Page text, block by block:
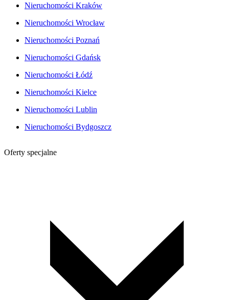
Nieruchomości Kraków
Nieruchomości Wrocław
Nieruchomości Poznań
Nieruchomości Gdańsk
Nieruchomości Łódź
Nieruchomości Kielce
Nieruchomości Lublin
Nieruchomości Bydgoszcz
Oferty specjalne